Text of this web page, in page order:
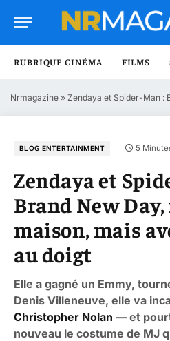
RUBRIQUE CINÉMA FILMS
Nrmagazine » Zendaya et Spider-Man : Brand New
BLOG ENTERTAINMENT 5
Zendaya et
Brand New
maison, mais
au doigt
Elle a gagné un Emmy,
Denis Villeneuve, elle va
Christopher Nolan — et
nouveau le costume de MJ